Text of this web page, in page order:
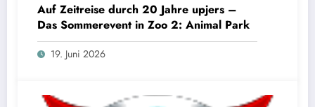
Auf Zeitreise durch 20 Jahre upjers –
Das Sommerevent in Zoo 2: Animal Park
19. Juni 2026